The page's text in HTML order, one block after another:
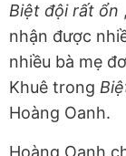
Biệt đội rất ổn
nhận được
nhiều bà mẹ
Khuê trong
Hoàng Oanh.